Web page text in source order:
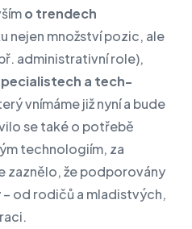
o trendech
nejen množství pozic, ale
administrativní role),
a tech-
vnímáme již nyní a bude
se také o potřebě
technologiím, za
zaznělo, že podporovány
– od rodičů a mladistvých,